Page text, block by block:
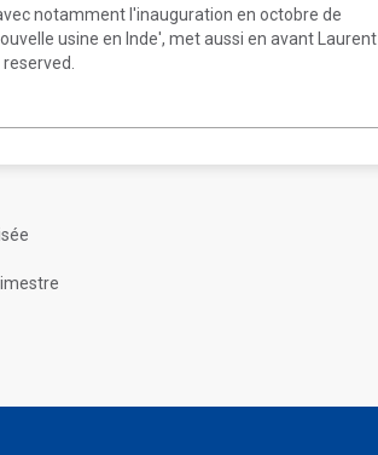
notamment l'inauguration en octobre de
usine en Inde', met aussi en avant Laurent